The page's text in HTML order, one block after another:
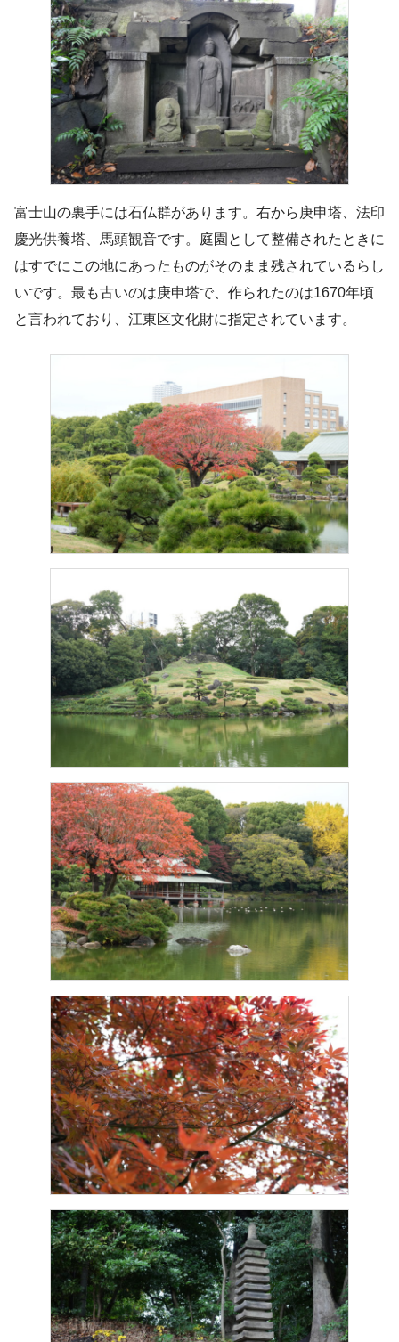
富士山の裏手には石仏群があります。右から庚申塔、法印
慶光供養塔、馬頭観音です。庭園として整備されたときに
はすでにこの地にあったものがそのまま残されているらし
いです。最も古いのは庚申塔で、作られたのは1670年頃
と言われており、江東区文化財に指定されています。